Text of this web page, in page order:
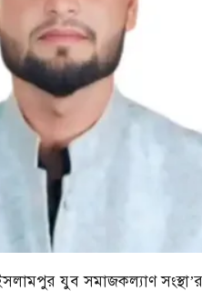
যুব সমাজকল্যাণ